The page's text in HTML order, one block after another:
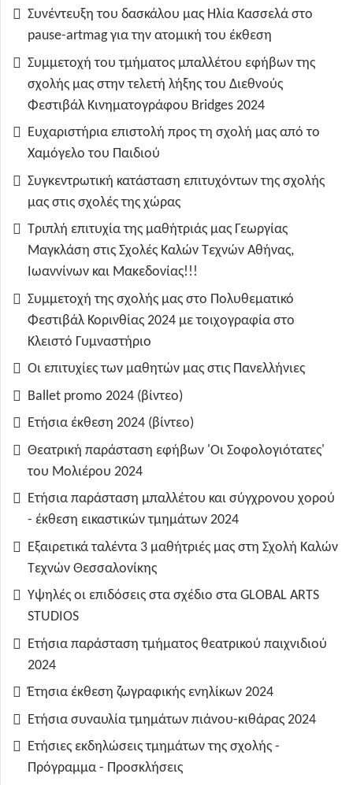
Συνέντευξη του δασκάλου μας Ηλία Κασσελά στο
pause-artmag για την ατομική του έκθεση
Συμμετοχή του τμήματος μπαλλέτου εφήβων της
σχολής μας στην τελετή λήξης του Διεθνούς
Φεστιβάλ Κινηματογράφου Bridges 2024
Ευχαριστήρια επιστολή προς τη σχολή μας από το
Χαμόγελο του Παιδιού
Συγκεντρωτική κατάσταση επιτυχόντων της σχολής
μας στις σχολές της χώρας
Τριπλή επιτυχία της μαθήτριάς μας Γεωργίας
Μαγκλάση στις Σχολές Καλών Τεχνών Αθήνας,
Ιωαννίνων και Μακεδονίας!!!
Συμμετοχή της σχολής μας στο Πολυθεματικό
Φεστιβάλ Κορινθίας 2024 με τοιχογραφία στο
Κλειστό Γυμναστήριο
Οι επιτυχίες των μαθητών μας στις Πανελλήνιες
Ballet promo 2024 (βίντεο)
Ετήσια έκθεση 2024 (βίντεο)
Θεατρική παράσταση εφήβων 'Οι Σοφολογιότατες'
του Μολιέρου 2024
Ετήσια παράσταση μπαλλέτου και σύγχρονου χορού
- έκθεση εικαστικών τμημάτων 2024
Εξαιρετικά ταλέντα 3 μαθήτριές μας στη Σχολή Καλών
Τεχνών Θεσσαλονίκης
Υψηλές οι επιδόσεις στα σχέδιο στα GLOBAL ARTS
STUDIOS
Ετήσια παράσταση τμήματος θεατρικού παιχνιδιού
2024
Έτησια έκθεση ζωγραφικής ενηλίκων 2024
Ετήσια συναυλία τμημάτων πιάνου-κιθάρας 2024
Ετήσιες εκδηλώσεις τμημάτων της σχολής -
Πρόγραμμα - Προσκλήσεις